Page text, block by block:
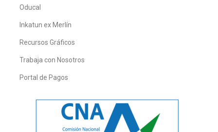
Oducal
Inkatun ex Merlín
Recursos Gráficos
Trabaja con Nosotros
Portal de Pagos